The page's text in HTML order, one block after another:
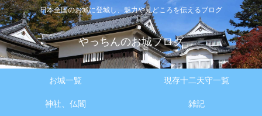
日本全国のお城に登城し、魅力や見どころを伝えるブログ
やっちんのお城ブログ
お城一覧 現存十二天守一覧
神社、仏閣 雑記